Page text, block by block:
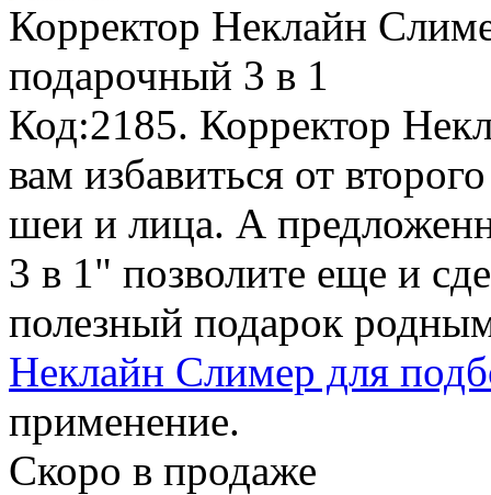
Корректор Неклайн
подарочный 3 в 1
Код:2185. Корректор
вам избавиться от
шеи и лица. А
3 в 1" позволите еще и
полезный подарок
Неклайн Слимер для
применение.
Скоро в продаже